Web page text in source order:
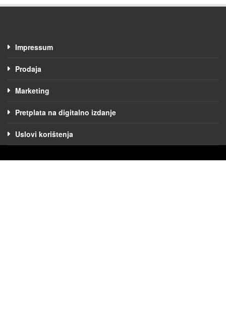
Impressum
Prodaja
Marketing
Pretplata na digitalno izdanje
Uslovi korištenja